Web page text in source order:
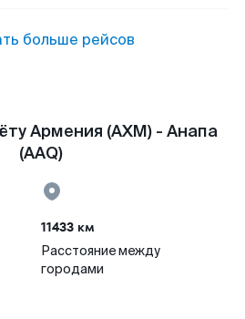
больше рейсов
Армения (AXM) - Анапа
(AAQ)
11433 км
Расстояние между
городами